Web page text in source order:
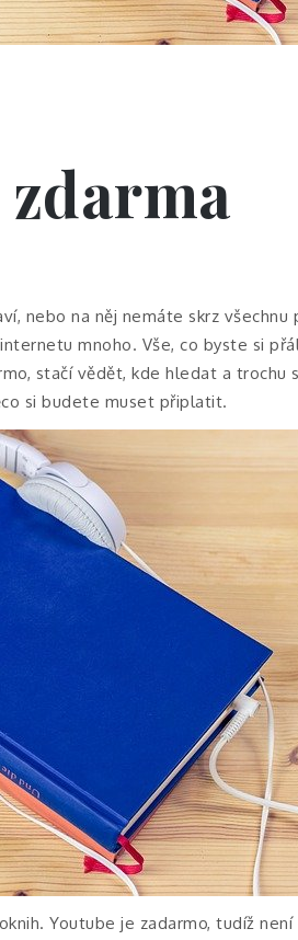
nebo na něj nemáte skrz
mnoho. Vše, co byste si
stačí vědět, kde hledat a trochu
si budete muset připlatit.
Youtube je zadarmo, tudíž